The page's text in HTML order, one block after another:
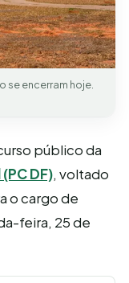
se encerram hoje.
público da
DF), voltado
o cargo de
feira, 25 de